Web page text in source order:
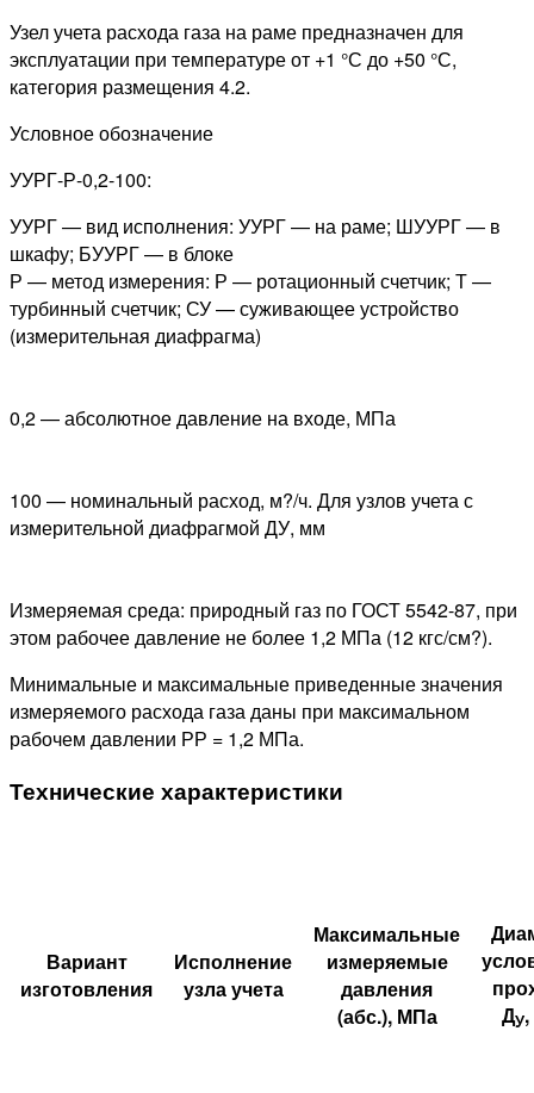
Узел учета расхода газа на раме предназначен для
эксплуатации при температуре от +1 °С до +50 °С,
категория размещения 4.2.
Условное обозначение
УУРГ-Р-0,2-100:
УУРГ — вид исполнения: УУРГ — на раме; ШУУРГ — в
шкафу; БУУРГ — в блоке
Р — метод измерения: Р — ротационный счетчик; Т —
турбинный счетчик; СУ — суживающее устройство
(измерительная диафрагма)
0,2 — абсолютное давление на входе, МПа
100 — номинальный расход, м?/ч. Для узлов учета с
измерительной диафрагмой ДУ, мм
Измеряемая среда: природный газ по ГОСТ 5542-87, при
этом рабочее давление не более 1,2 МПа (12 кгс/см?).
Минимальные и максимальные приведенные значения
измеряемого расхода газа даны при максимальном
рабочем давлении РР = 1,2 МПа.
Технические характеристики
Вариант
изготовления
Исполнение
узла учета
Максимальные
измеряемые
давления
(абс.), МПа
ДУ